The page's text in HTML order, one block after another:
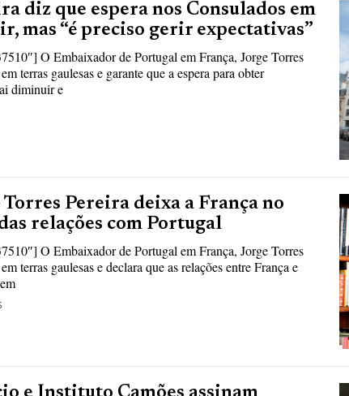
diz que espera nos Consulados em
mas “é preciso gerir expectativas”
O Embaixador de Portugal em França, Jorge Torres
terras gaulesas e garante que a espera para obter
diminuir e
Pereira deixa a França no
relações com Portugal
O Embaixador de Portugal em França, Jorge Torres
terras gaulesas e declara que as relações entre França e